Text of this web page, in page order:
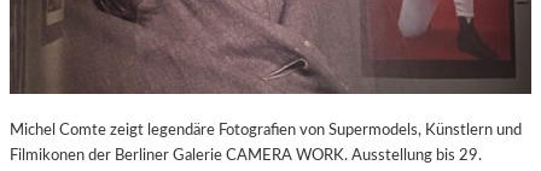
Michel Comte zeigt legendäre Fotografien von Supermodels, Künstlern und
Filmikonen der Berliner Galerie CAMERA WORK. Ausstellung bis 29.